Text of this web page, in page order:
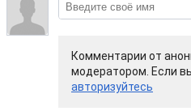
Комментарии от
модератором. Если
авторизуйтесь